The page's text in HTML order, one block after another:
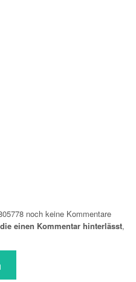
noch keine Kommentare
die einen Kommentar hinterlässt,